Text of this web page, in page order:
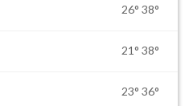
26° 38°
21° 38°
23° 36°